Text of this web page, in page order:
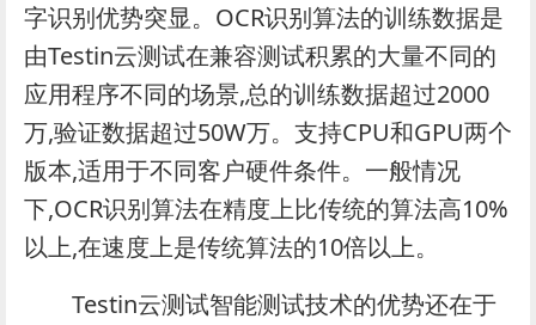
字识别优势突显。OCR识别算法的训练数据是
由Testin云测试在兼容测试积累的大量不同的
应用程序不同的场景,总的训练数据超过2000
万,验证数据超过50W万。支持CPU和GPU两个
版本,适用于不同客户硬件条件。一般情况
下,OCR识别算法在精度上比传统的算法高10%
以上,在速度上是传统算法的10倍以上。
Testin云测试智能测试技术的优势还在于